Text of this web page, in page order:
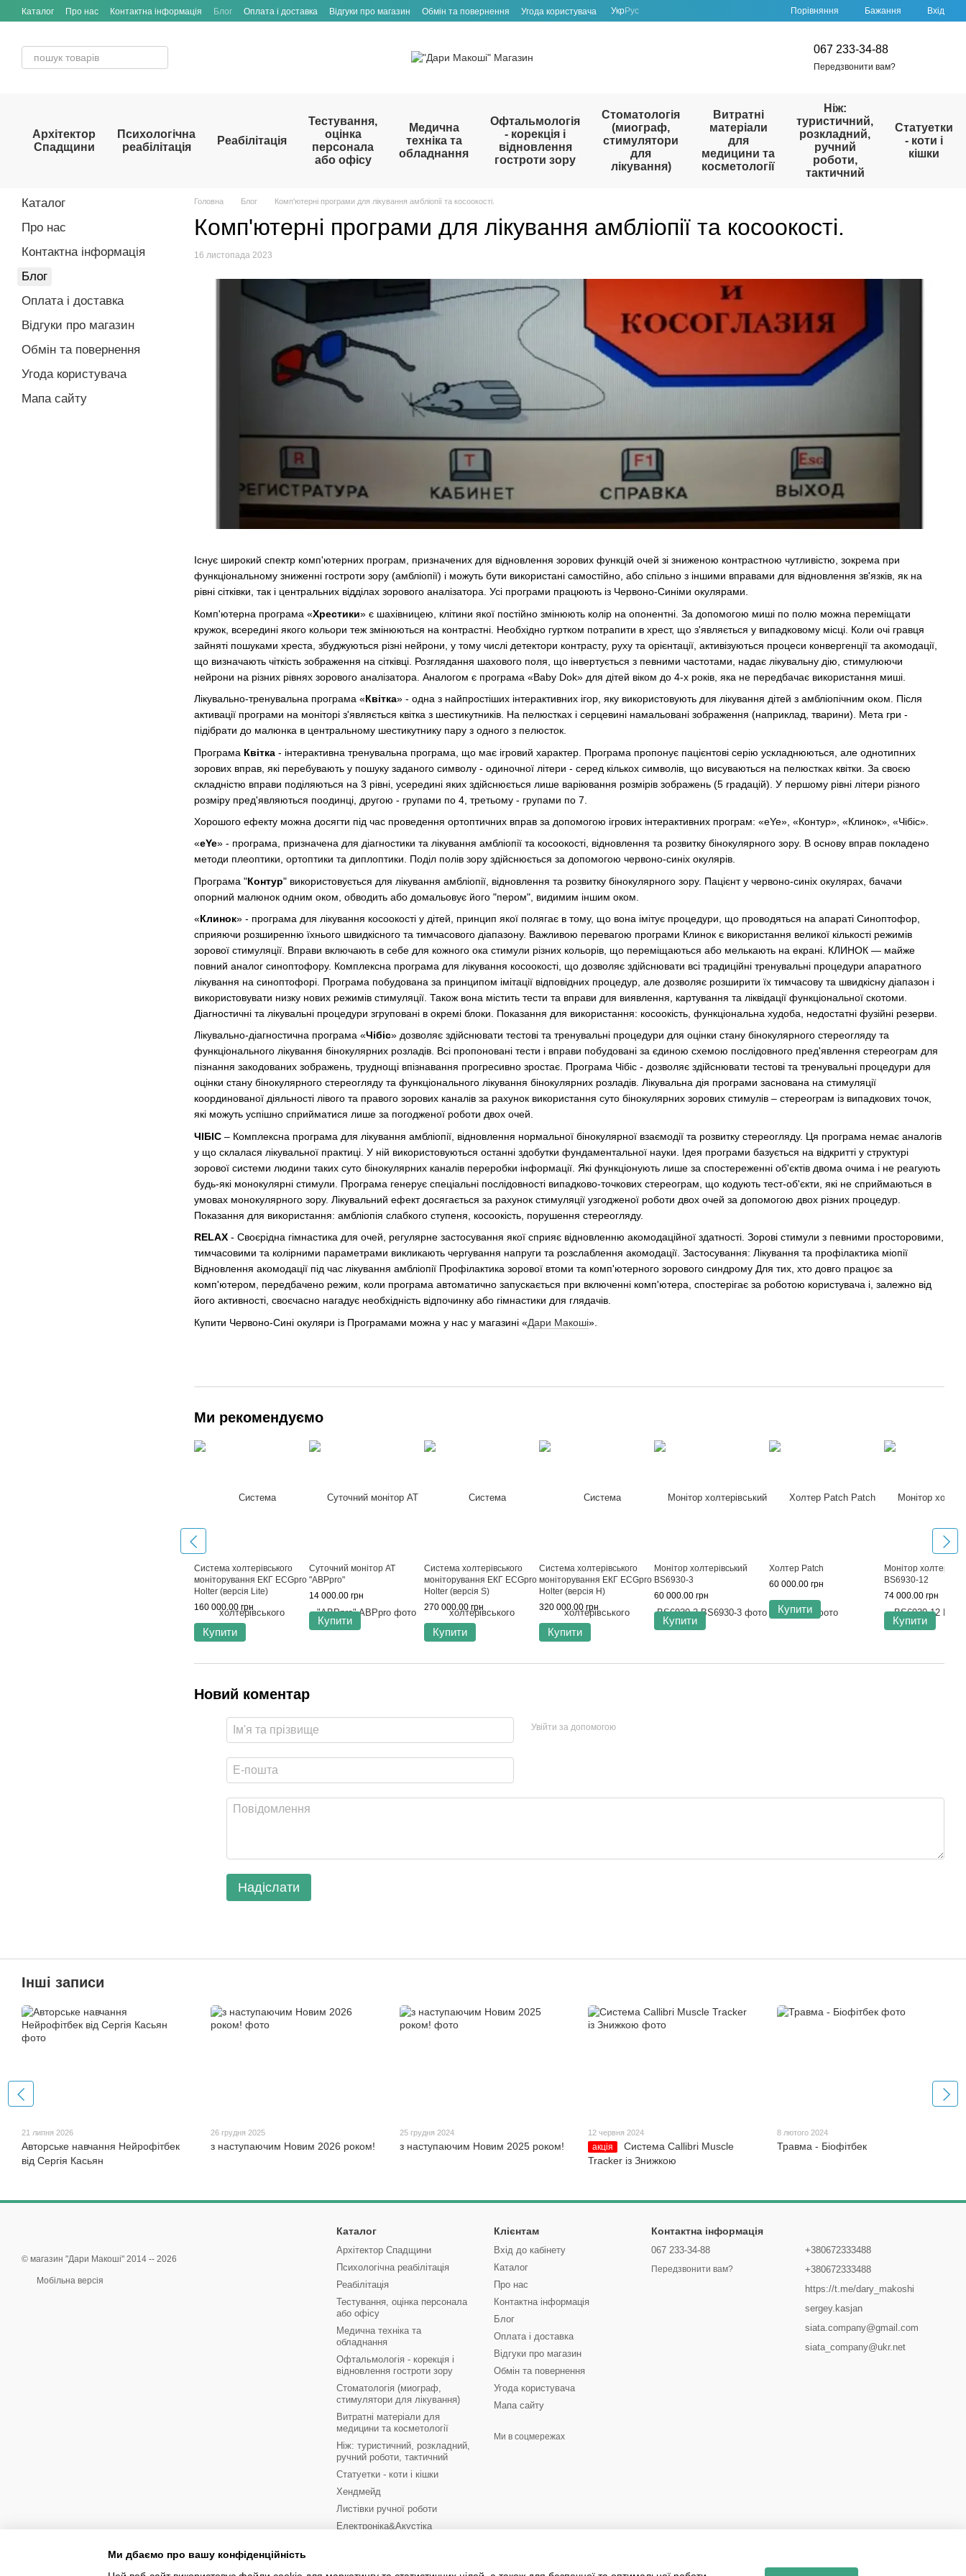
Перейти до основного контенту
Каталог Про нас Контактна інформація Блог Оплата і доставка Відгуки про магазин Обмін та повернення Угода користувача УкрРус Порівняння Бажання Вхід
067 233-34-88
Передзвонити вам?
Архітектор
Спадщини
Психологічна
реабілітація
Реабілітація
Тестування,
оцінка
персонала
або офісу
Медична
техніка та
обладнання
Офтальмологія
- корекція і
відновлення
гостроти зору
Стоматологія
(миограф,
стимулятори
для
лікування)
Витратні
матеріали
для
медицини та
косметології
Ніж:
туристичний,
розкладний,
ручний
роботи,
тактичний
Статуетки
- коти і
кішки
Головна Блог Комп'ютерні програми для лікування амбліопії та косоокості.
Комп'ютерні програми для лікування амбліопії та косоокості.
16 листопада 2023
Існує широкий спектр комп'ютерних програм, призначених для відновлення зорових функцій очей зі зниженою контрастною чутливістю, зокрема при
функціональному зниженні гостроти зору (амбліопії) і можуть бути використані самостійно, або спільно з іншими вправами для відновлення зв'язків, як на
рівні сітківки, так і центральних відділах зорового аналізатора. Усі програми працюють із Червоно-Синіми окулярами.
Комп'ютерна програма «Хрестики» є шахівницею, клітини якої постійно змінюють колір на опонентні. За допомогою миші по полю можна переміщати
кружок, всередині якого кольори теж змінюються на контрастні. Необхідно гуртком потрапити в хрест, що з'являється у випадковому місці. Коли очі гравця
зайняті пошуками хреста, збуджуються різні нейрони, у тому числі детектори контрасту, руху та орієнтації, активізуються процеси конвергенції та акомодації,
що визначають чіткість зображення на сітківці. Розглядання шахового поля, що інвертується з певними частотами, надає лікувальну дію, стимулюючи
нейрони на різних рівнях зорового аналізатора. Аналогом є програма «Baby Dok» для дітей віком до 4-х років, яка не передбачає використання миші.
Лікувально-тренувальна програма «Квітка» - одна з найпростіших інтерактивних ігор, яку використовують для лікування дітей з амбліопічним оком.
Після
активації програми на моніторі з'являється квітка з шестикутників. На пелюстках і серцевині намальовані зображення (наприклад, тварини).
Мета гри -
підібрати до малюнка в центральному шестикутнику пару з одного з пелюсток.
Програма Квітка - інтерактивна тренувальна програма, що має ігровий характер. Програма пропонує пацієнтові серію ускладнюються, але однотипних
зорових вправ, які перебувають у пошуку заданого символу - одиночної літери - серед кількох символів, що висуваються на пелюстках квітки. За своєю
складністю вправи поділяються на 3 рівні, усередині яких здійснюється лише варіювання розмірів зображень (5 градацій). У першому рівні літери різного
розміру пред'являються поодинці, другою - групами по 4, третьому - групами по 7.
Хорошого ефекту можна досягти під час проведення ортоптичних вправ за допомогою ігрових інтерактивних програм: «eYe», «Контур», «Клинок», «Чібіс».
«eYe» - програма, призначена для діагностики та лікування амбліопії та косоокості, відновлення та розвитку бінокулярного зору. В основу вправ покладено
методи плеоптики, ортоптики та диплоптики. Поділ полів зору здійснюється за допомогою червоно-синіх окулярів.
Програма "Контур" використовується для лікування амбліопії, відновлення та розвитку бінокулярного зору. Пацієнт у червоно-синіх окулярах, бачачи
опорний малюнок одним оком, обводить або домальовує його "пером", видимим іншим оком.
«Клинок» - програма для лікування косоокості у дітей, принцип якої полягає в тому, що вона імітує процедури, що проводяться на апараті Синоптофор,
сприяючи розширенню їхнього швидкісного та тимчасового діапазону. Важливою перевагою програми Клинок є використання великої кількості режимів
зорової стимуляції. Вправи включають в себе для кожного ока стимули різних кольорів, що переміщаються або мелькають на екрані. КЛИНОК — майже
повний аналог синоптофору. Комплексна програма для лікування косоокості, що дозволяє здійснювати всі традиційні тренувальні процедури апаратного
лікування на синоптофорі. Програма побудована за принципом імітації відповідних процедур, але дозволяє розширити їх тимчасову та швидкісну діапазон і
використовувати низку нових режимів стимуляції. Також вона містить тести та вправи для виявлення, картування та ліквідації функціональної скотоми.
Діагностичні та лікувальні процедури згруповані в окремі блоки.
Показання для використання: косоокість, функціональна худоба, недостатні фузійні резерви.
Лікувально-діагностична програма «Чібіс» дозволяє здійснювати тестові та тренувальні процедури для оцінки стану бінокулярного стереогляду та
функціонального лікування бінокулярних розладів. Всі пропоновані тести і вправи побудовані за єдиною схемою послідовного пред'явлення стереограм для
пізнання закодованих зображень, труднощі впізнавання прогресивно зростає. Програма Чібіс - дозволяє здійснювати тестові та тренувальні процедури для
оцінки стану бінокулярного стереогляду та функціонального лікування бінокулярних розладів. Лікувальна дія програми заснована на стимуляції
координованої діяльності лівого та правого зорових каналів за рахунок використання суто бінокулярних зорових стимулів – стереограм із випадкових точок,
які можуть успішно сприйматися лише за погодженої роботи двох очей.
ЧІБІС – Комплексна програма для лікування амбліопії, відновлення нормальної бінокулярної взаємодії та розвитку стереогляду. Ця програма немає аналогів
у що склалася лікувальної практиці. У ній використовуються останні здобутки фундаментальної науки.
Ідея програми базується на відкритті у структурі
зорової системи людини таких суто бінокулярних каналів переробки інформації. Які функціонують лише за спостереженні об'єктів двома очима і не реагують
будь-які монокулярні стимули.
Програма генерує спеціальні послідовності випадково-точкових стереограм, що кодують тест-об'єкти, які не сприймаються в
умовах монокулярного зору. Лікувальний ефект досягається за рахунок стимуляції узгодженої роботи двох очей за допомогою двох різних процедур.
Показання для використання: амбліопія слабкого ступеня, косоокість, порушення стереогляду.
RELAX - Своєрідна гімнастика для очей, регулярне застосування якої сприяє відновленню акомодаційної здатності. Зорові стимули з певними просторовими,
тимчасовими та колірними параметрами викликають чергування напруги та розслаблення акомодації. Застосування: Лікування та профілактика міопії
Відновлення акомодації під час лікування амбліопії Профілактика зорової втоми та комп'ютерного зорового синдрому Для тих, хто довго працює за
комп'ютером, передбачено режим, коли програма автоматично запускається при включенні комп'ютера, спостерігає за роботою користувача і, залежно від
його активності, своєчасно нагадує необхідність відпочинку або гімнастики для глядачів.
Купити Червоно-Сині окуляри із Програмами можна у нас у магазині «Дари Макоші».
Ми рекомендуємо
Система холтерівського
моніторування ЕКГ ECGpro
Holter (версія Lite)
160 000.00 грн
Купити
Суточний монітор АТ
"ABPpro"
14 000.00 грн
Купити
Система холтерівського
моніторування ЕКГ ECGpro
Holter (версія S)
270 000.00 грн
Купити
Система холтерівського
моніторування ЕКГ ECGpro
Holter (версія H)
320 000.00 грн
Купити
Монітор холтерівський
BS6930-3
60 000.00 грн
Купити
Холтер Patch
60 000.00 грн
Купити
Монітор
BS6930-12
74 000.00 грн
Купити
Новий коментар
Увійти за допомогою
Надіслати
Каталог
Про нас
Контактна інформація
Блог
Оплата і доставка
Відгуки про магазин
Обмін та повернення
Угода користувача
Мапа сайту
Інші записи
21 липня 2026
Авторське навчання Нейрофітбек
від Сергія Касьян
26 грудня 2025
з наступаючим Новим 2026 роком!
25 грудня 2024
з наступаючим Новим 2025 роком!
12 червня 2024
акція
Система Callibri Muscle
Tracker із Знижкою
8 лютого 2024
Травма - Біофітбек
© магазин "Дари Макоші" 2014 -- 2026
Мобільна версія
Каталог
Архітектор Спадщини
Психологічна реабілітація
Реабілітація
Тестування, оцінка персонала
або офісу
Медична техніка та
обладнання
Офтальмологія - корекція і
відновлення гостроти зору
Стоматологія (миограф,
стимулятори для лікування)
Витратні матеріали для
медицини та косметології
Ніж: туристичний, розкладний,
ручний роботи, тактичний
Статуетки - коти і кішки
Хендмейд
Листівки ручної роботи
Електроніка&Акустіка
Клієнтам
Вхід до кабінету
Каталог
Про нас
Контактна інформація
Блог
Оплата і доставка
Відгуки про магазин
Обмін та повернення
Угода користувача
Мапа сайту
Ми в соцмережах
Контактна інформація
067 233-34-88
Передзвонити вам?
+380672333488
+380672333488
https://t.me/dary_makoshi
sergey.kasjan
siata.company@gmail.com
siata_company@ukr.net
Ми дбаємо про вашу конфіденційність